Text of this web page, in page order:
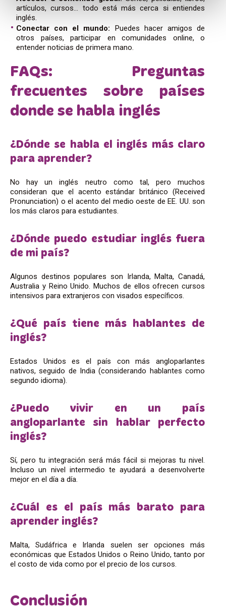
artículos, cursos… todo está más cerca si entiendes
inglés.
Conectar con el mundo: Puedes hacer amigos de
otros países, participar en comunidades online, o
entender noticias de primera mano.
FAQs: Preguntas
frecuentes sobre países
donde se habla inglés
¿Dónde se habla el inglés más claro
para aprender?
No hay un inglés neutro como tal, pero muchos
consideran que el acento estándar británico (Received
Pronunciation) o el acento del medio oeste de EE. UU. son
los más claros para estudiantes.
¿Dónde puedo estudiar inglés fuera
de mi país?
Algunos destinos populares son Irlanda, Malta, Canadá,
Australia y Reino Unido. Muchos de ellos ofrecen cursos
intensivos para extranjeros con visados específicos.
¿Qué país tiene más hablantes de
inglés?
Estados Unidos es el país con más angloparlantes
nativos, seguido de India (considerando hablantes como
segundo idioma).
¿Puedo vivir en un país
angloparlante sin hablar perfecto
inglés?
Sí, pero tu integración será más fácil si mejoras tu nivel.
Incluso un nivel intermedio te ayudará a desenvolverte
mejor en el día a día.
¿Cuál es el país más barato para
aprender inglés?
Malta, Sudáfrica e Irlanda suelen ser opciones más
económicas que Estados Unidos o Reino Unido, tanto por
el costo de vida como por el precio de los cursos.
Conclusión